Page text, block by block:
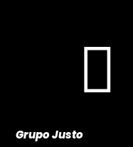
Grupo Justo